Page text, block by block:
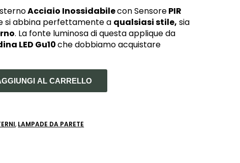
Acciaio Inossidabilecon SensorePIR
si abbina perfettamente a qualsiasi stile, sia
. La fonte luminosa di questa applique da
LED Gu10che dobbiamo acquistare
AL CARRELLO
, LAMPADE DA PARETE